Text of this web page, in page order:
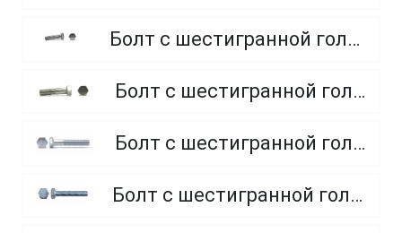
Болт с шестигранной головкой, полная резьба, из нержавеющей стали A2 и A4
Болт с шестигранной головкой, неполная резьба, класс прочности 5.8
Болт с шестигранной головкой, неполная резьба, класс прочности 8.8
Болт с шестигранной головкой, полная резьба, класс прочности 10.9 и 12.9